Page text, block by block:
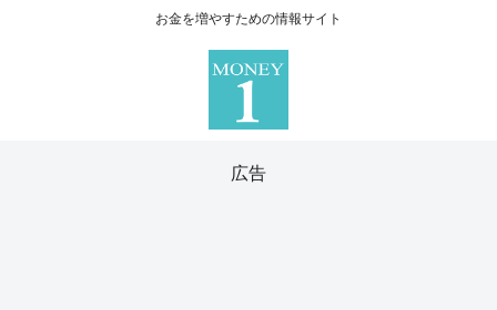
お金を増やすための情報サイト
広告